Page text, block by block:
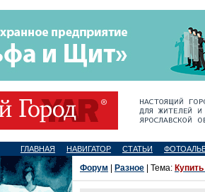
ГЛАВНАЯ НАВИГАТОР СТАТЬИ
Форум Разное | Тема: